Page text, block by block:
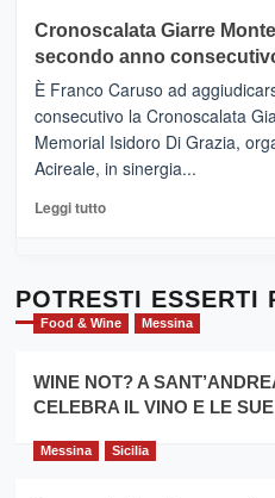
tra
sapori
vicoli
medievali
Mondello
(Palermo)
–
“E
adesso
Pasta
–
Sicilia
l’
evento
per
la
filiera
grano
Cronoscalata Giarre
secondo anno
È Franco Caruso ad
consecutivo la Cronoscalata
Memorial Isidoro Di Grazia,
Acireale, in sinergia...
Leggi tuttoLeggi
Cronoscalata
Giarre
Montesalice
per
il
anno
POTRESTI ESSERTI
Food & Wine Messina
WINE NOT? A
CELEBRA IL VINO E LE
Messina Sicilia